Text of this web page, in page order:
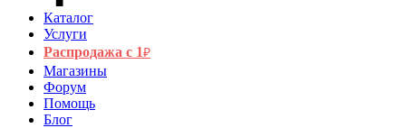
Каталог
Услуги
Распродажа с 1₽
Магазины
Форум
Помощь
Блог